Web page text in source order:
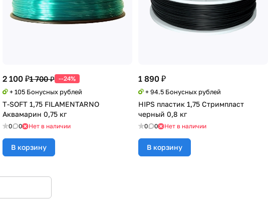
2 100 ₽1 700 ₽ --24%
+ 105 Бонусных рублей
T-SOFT 1,75 FILAMENTARNO
Аквамарин 0,75 кг
0 0 Нет в наличии
В корзину
1 890 ₽
+ 94.5 Бонусных рублей
HIPS пластик 1,75 Стримпласт
черный 0,8 кг
0 0 Нет в наличии
В корзину